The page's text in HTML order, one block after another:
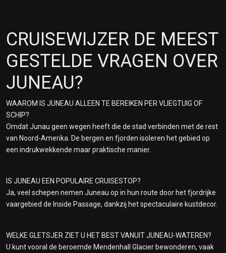
CRUISEWIJZER DE MEEST
GESTELDE VRAGEN OVER
JUNEAU?
WAAROM IS JUNEAU ALLEEN TE BEREIKEN PER VLIEGTUIG OF
SCHIP?
Omdat Junau geen wegen heeft die de stad verbinden met de rest
van Noord-Amerika. De bergen en fjorden isoleren het gebied op
een indrukwekkende maar praktische manier.
IS JUNEAU EEN POPULAIRE CRUISESTOP?
Ja, veel schepen nemen Juneau op in hun route door het fjordrijke
vaargebied de Inside Passage, dankzij het spectaculaire kustdecor.
WELKE GLETSJER ZIET U HET BEST VANUIT JUNEAU-WATEREN?
U kunt vooral de beroemde Mendenhall Glacier bewonderen, vaak